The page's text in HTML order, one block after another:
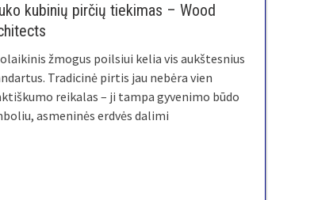
kubinių pirčių tiekimas – Wood
žmogus poilsiui kelia vis aukštesnius
Tradicinė pirtis jau nebėra vien
reikalas – ji tampa gyvenimo būdo
asmeninės erdvės dalimi